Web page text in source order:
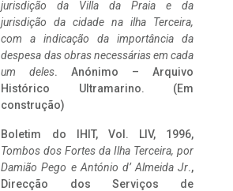
jurisdição da Villa da Praia e da
jurisdição da cidade na ilha Terceira,
com a indicação da importância da
despesa das obras necessárias em cada
um deles. Anónimo – Arquivo
Histórico Ultramarino. (Em
construção)
Boletim do IHIT, Vol. LIV, 1996,
Tombos dos Fortes da Ilha Terceira, por
Damião Pego e António d’ Almeida Jr.,
Direcção dos Serviços de